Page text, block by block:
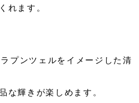
れます。
プンツェルをイメージした清
な輝きが楽しめます。